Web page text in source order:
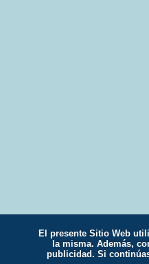
El presente Sitio Web
la misma. Además,
publicidad. Si